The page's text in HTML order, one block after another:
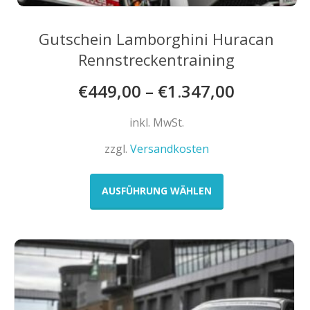
Gutschein Lamborghini Huracan
Rennstreckentraining
€449,00 – €1.347,00
inkl. MwSt.
zzgl. Versandkosten
AUSFÜHRUNG WÄHLEN
Dieses
auf.
Die
Optionen
können